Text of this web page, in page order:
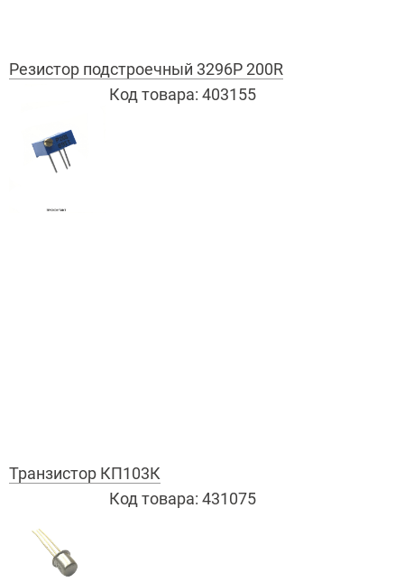
Резистор подстроечный 3296P 200R
Код товара: 403155
Транзистор КП103К
Код товара: 431075